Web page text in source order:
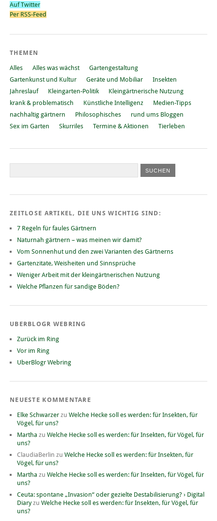
Auf Twitter
Per RSS-Feed
THEMEN
Alles Alles was wächst
Gartengestaltung
Gartenkunst und Kultur
Geräte und Mobiliar
Insekten
Jahreslauf
Kleingarten-Politik
Kleingärtnerische Nutzung
krank & problematisch
Künstliche Intelligenz
Medien-Tipps
nachhaltig gärtnern
Philosophisches
rund ums Bloggen
Sex im Garten
Skurriles Termine & Aktionen Tierleben
ZEITLOSE ARTIKEL, DIE UNS WICHTIG SIND:
7 Regeln für faules Gärtnern
Naturnah gärtnern – was meinen wir damit?
Vom Sonnenhut und den zwei Varianten des Gärtnerns
Gartenzitate, Weisheiten und Sinnsprüche
Weniger Arbeit mit der kleingärtnerischen Nutzung
Welche Pflanzen für sandige Böden?
UBERBLOGR WEBRING
Zurück im Ring
Vor im Ring
UberBlogr Webring
NEUESTE KOMMENTARE
Elke Schwarzer zu Welche Hecke soll es werden: für Insekten, für
Vögel, für uns?
Martha zu Welche Hecke soll es werden: für Insekten, für Vögel, für
uns?
ClaudiaBerlin zu Welche Hecke soll es werden: für Insekten, für
Vögel, für uns?
Martha zu Welche Hecke soll es werden: für Insekten, für Vögel, für
uns?
Ceuta: spontane „Invasion“ oder gezielte Destabilisierung? › Digital
Diaryzu Welche Hecke soll es werden: für Insekten, für Vögel, für
uns?